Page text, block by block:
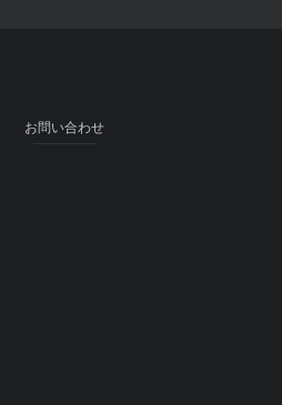
お問い合わせ